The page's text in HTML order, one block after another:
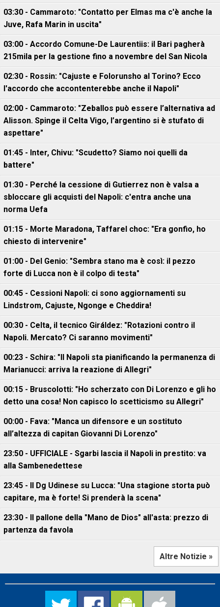
03:30 - Cammaroto: "Contatto per Elmas ma c'è anche la
Juve, Rafa Marin in uscita"
03:00 - Accordo Comune-De Laurentiis: il Bari pagherà
215mila per la gestione fino a novembre del San Nicola
02:30 - Rossin: "Cajuste e Folorunsho al Torino? Ecco
l'accordo che accontenterebbe anche il Napoli"
02:00 - Cammaroto: "Zeballos può essere l’alternativa ad
Alisson. Spinge il Celta Vigo, l’argentino si è stufato di
aspettare"
01:45 - Inter, Chivu: "Scudetto? Siamo noi quelli da
battere"
01:30 - Perché la cessione di Gutierrez non è valsa a
sbloccare gli acquisti del Napoli: c'entra anche una
norma Uefa
01:15 - Morte Maradona, Taffarel choc: "Era gonfio, ho
chiesto di intervenire"
01:00 - Del Genio: "Sembra stano ma è così: il pezzo
forte di Lucca non è il colpo di testa"
00:45 - Cessioni Napoli: ci sono aggiornamenti su
Lindstrom, Cajuste, Ngonge e Cheddira!
00:30 - Celta, il tecnico Giráldez: "Rotazioni contro il
Napoli. Mercato? Ci saranno movimenti"
00:23 - Schira: "Il Napoli sta pianificando la permanenza di
Marianucci: arriva la reazione di Allegri"
00:15 - Bruscolotti: "Ho scherzato con Di Lorenzo e gli ho
detto una cosa! Non capisco lo scetticismo su Allegri"
00:00 - Fava: "Manca un difensore e un sostituto
all’altezza di capitan Giovanni Di Lorenzo"
23:50 - UFFICIALE - Sgarbi lascia il Napoli in prestito: va
alla Sambenedettese
23:45 - Il Dg Udinese su Lucca: "Una stagione storta può
capitare, ma è forte! Si prenderà la scena"
23:30 - Il pallone della "Mano de Dios" all'asta: prezzo di
partenza da favola
Altre Notizie »